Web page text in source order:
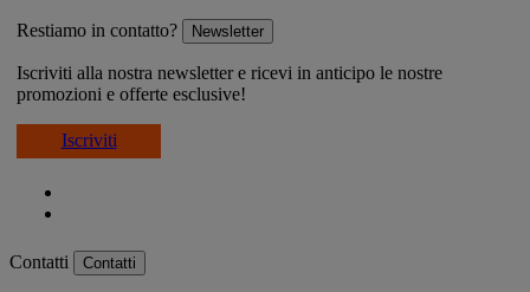
Restiamo in contatto? Newsletter
Iscriviti alla nostra newsletter e ricevi in anticipo le nostre
promozioni e offerte esclusive!
Iscriviti
Contatti Contatti